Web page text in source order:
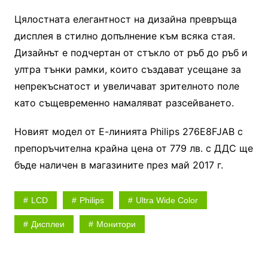
Цялостната елегантност на дизайна превръща
дисплея в стилно допълнение към всяка стая.
Дизайнът е подчертан от стъкло от ръб до ръб и
ултра тънки рамки, които създават усещане за
непрекъснатост и увеличават зрителното поле
като същевременно намаляват разсейването.
Новият модел от Е-линията Philips 276E8FJAB с
препоръчителна крайна цена от 779 лв. с ДДС ще
бъде наличен в магазините през май 2017 г.
LCD Philips Ultra Wide Color
Дисплеи Монитори